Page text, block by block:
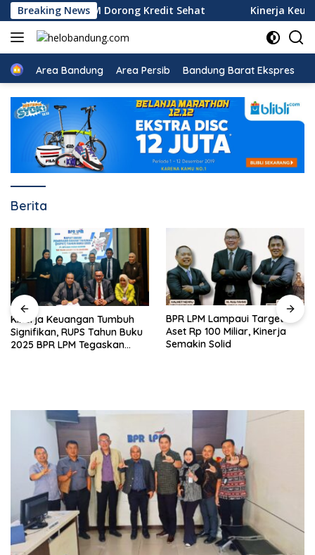
Langsung
ke
konten
Breaking News
BPR LPM Dorong Kredit Sehat Kinerja Keuangan
Beranda
Area Bandung Area Persib Bandung Barat Ekspres
Berita
Kinerja Keuangan Tumbuh
Signifikan, RUPS Tahun Buku
2025 BPR LPM Tegaskan
BPR LPM Lampaui Target
Aset Rp 100 Miliar, Kinerja
Semakin Solid